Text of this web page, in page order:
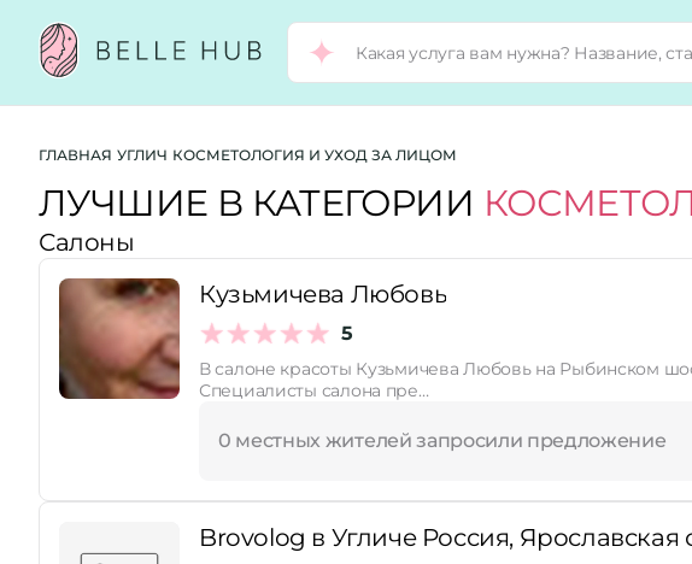
Город:
Категории:
Услуги:
Стоимость услуг:
ГЛАВНАЯ УГЛИЧ КОСМЕТОЛОГИЯ И УХОД ЗА ЛИЦОМ
ЛУЧШИЕ В КАТЕГОРИИ
Салоны
Кузьмичева Любовь
5
В салоне красоты Кузьмичева Любовь на Рыбинском
Специалисты салона пре…
0 местных жителей запросили предложение
Brovolog в Угличе Россия, Ярославская